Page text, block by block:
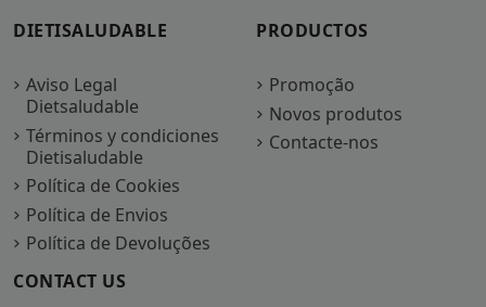
DIETISALUDABLE
Aviso Legal
Dietsaludable
Términos y condiciones
Dietisaludable
Política de Cookies
Política de Envios
Política de Devoluções
PRODUCTOS
Promoção
Novos produtos
Contacte-nos
CONTACT US